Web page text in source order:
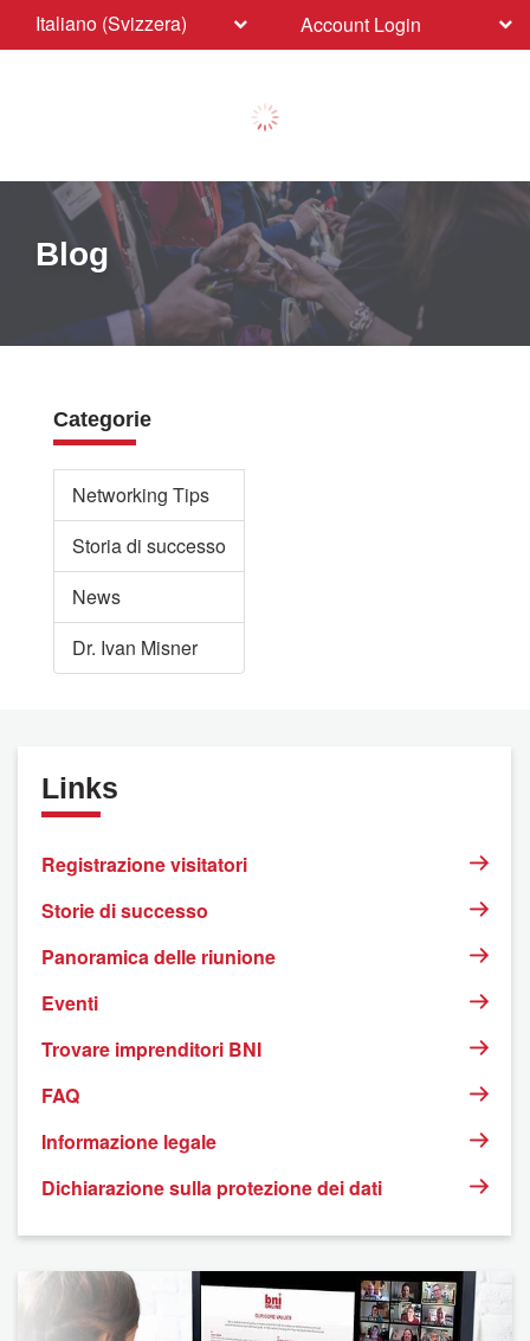
Italiano (Svizzera) Account Login
Blog
Categorie
Networking Tips
Storia di successo
News
Dr. Ivan Misner
Links
Registrazione visitatori
Storie di successo
Panoramica delle riunione
Eventi
Trovare imprenditori BNI
FAQ
Informazione legale
Dichiarazione sulla protezione dei dati